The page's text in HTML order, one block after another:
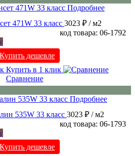
Подробнее
471W 33 класс 3023 ₽ / м2
код товара: 06-1792
Купить дешевле
Купить в 1 клик
Сравнение
Подробнее
535W 33 класс 3023 ₽ / м2
код товара: 06-1793
Купить дешевле